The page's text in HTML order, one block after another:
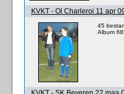
KVKT - Ol Charleroi 11 apr
45
Album